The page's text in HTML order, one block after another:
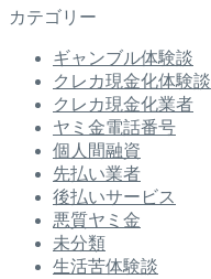
カテゴリー
ギャンブル体験談
クレカ現金化体験談
クレカ現金化業者
ヤミ金電話番号
個人間融資
先払い業者
後払いサービス
悪質ヤミ金
未分類
生活苦体験談